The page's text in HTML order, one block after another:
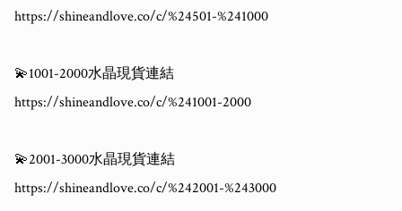
https://shineandlove.co/c/%24501-%241000
💫1001-2000水晶現貨連結
https://shineandlove.co/c/%241001-2000
💫2001-3000水晶現貨連結
https://shineandlove.co/c/%242001-%243000